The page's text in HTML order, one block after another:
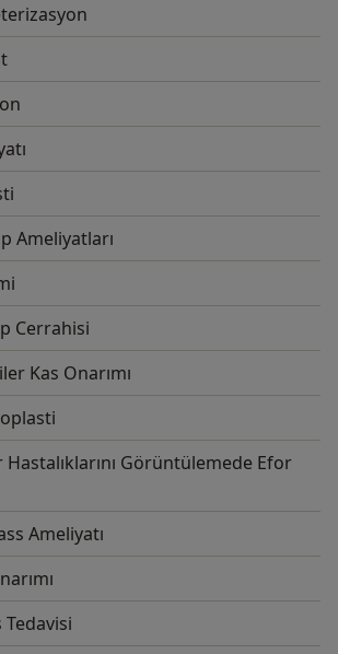
Ameliyatları
Cerrahisi
Kas Onarımı
Görüntülemede Efor
Ameliyatı
Tedavisi